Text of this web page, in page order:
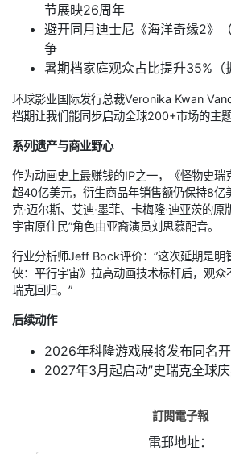
节展映26周年
避开同月迪士尼《海洋奇缘2》
争
暑期档家庭观众占比提升35%（
环球影业国际发行总裁Veronika Kwan
档期让我们能同步启动全球200+市场的主
系列遗产与商业野心
作为动画史上最赚钱的IP之一，《怪物史瑞
超40亿美元，衍生商品年销售额仍保持8亿
克·迈尔斯、艾迪·墨菲、卡梅隆·迪亚茨的
宇宙原住民”角色由亚裔演员刘思慕配音。
行业分析师Jeff Bock评价：”这次延期是明
侠：平行宇宙》拉高动画技术标杆后，观众
瑞克回归。”
后续动作
2026年科隆游戏展将发布同名
2027年3月起启动”史瑞克全球
訂閱電子報
電郵地址：